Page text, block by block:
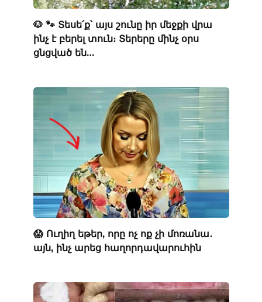
🐶 🐾 Տեսե՛ք՝ այս շունը իր մեջքի վրա
ինչ է բերել տուն։ Տերերը մինչ օրս
ցնցված են…
😱 Ուղիղ եթեր, որը ոչ ոք չի մոռանա․
այն, ինչ արեց հաղորդավարուհին